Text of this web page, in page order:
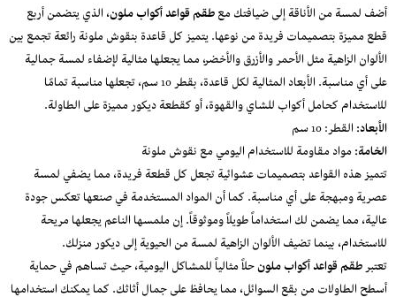
أضف لمسة من الأناقة إلى ضيافتك معطقم قواعد أكواب ملون، الذي يتضمن أربع
قطع مميزة بتصميمات فريدة من نوعها. يتميز كل قاعدة بنقوش ملونة رائعة تجمع بين
الألوان الزاهية مثل الأحمر والأزرق والأخضر، مما يجعلها مثالية لإضفاء لمسة جمالية
على أي مناسبة. الأبعاد المثالية لكل قاعدة، بقطر 10 سم، تجعلها مناسبة تمامًا
للاستخدام كحامل أكواب للشاي والقهوة، أو كقطعة ديكور مميزة على الطاولة.
الأبعاد: القطر: 10 سم
الخامة:مواد مقاومة للاستخدام اليومي مع نقوش ملونة
تتميز هذه القواعد بتصميمات عشوائية تجعل كل قطعة فريدة، مما يضفي لمسة
عصرية ومبهجة على أي مناسبة. كما أن المواد المستخدمة في صنعها تعكس جودة
عالية، مما يضمن لك استخداماً طويلاً وموثوقاً. إن ملمسها الناعم يجعلها مريحة
للاستخدام، بينما تضيف الألوان الزاهية لمسة من الحيوية إلى ديكور منزلك.
تعتبرطقم قواعد أكواب ملونحلاً مثالياً للمشاكل اليومية، حيث تساهم في حماية
أسطح الطاولات من بقع السوائل، مما يحافظ على جمال أثاثك. كما يمكنك استخدامها